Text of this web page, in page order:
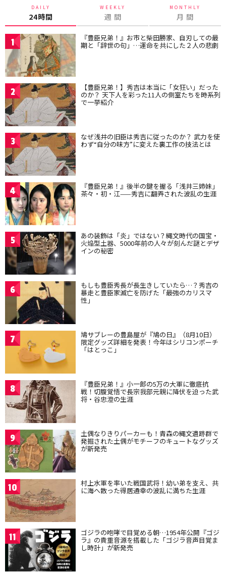
DAILY
24時間
WEEKLY
週 間
MONTHLY
月 間
1 『豊臣兄弟！』お市と柴田勝家、自刃しての最
期と「辞世の句」…運命を共にした２人の悲劇
2 【豊臣兄弟！】秀吉は本当に「女狂い」だった
のか？ 天下人を彩った11人の側室たちを時系列
で一挙紹介
3 なぜ浅井の旧臣は秀吉に従ったのか？ 武力を使
わず“自分の味方”に変えた裏工作の技法とは
4 『豊臣兄弟！』後半の鍵を握る「浅井三姉妹」
茶々・初・江——秀吉に翻弄された波乱の生涯
5 あの装飾は「炎」ではない？縄文時代の国宝・
火焔型土器、5000年前の人々が刻んだ謎とデザ
インの秘密
6 もしも豊臣秀長が長生きしていたら…？秀吉の
暴走と豊臣家滅亡を防げた「最強のカリスマ
性」
7 鳩サブレーの豊島屋が『鳩の日』（8月10日）
限定グッズ詳細を発表！今年はシリコンポーチ
「はとっこ」
8 『豊臣兄弟！』小一郎の5万の大軍に徹底抗
戦！切腹覚悟で長宗我部元親に降伏を迫った武
将・谷忠澄の生涯
9 土偶なりきりパーカーも！青森の縄文遺跡群で
発掘された土偶がモチーフのキュートなグッズ
が新発売
10 村上水軍を率いた戦国武将！幼い弟を支え、共
に海へ散った得居通幸の波乱に満ちた生涯
11 ゴジラの咆哮で目覚める朝…1954年公開『ゴジ
ラ』の貴重音源を搭載した「ゴジラ音声目覚ま
し時計」が新発売